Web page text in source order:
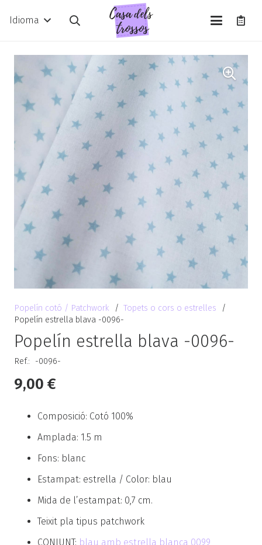
Idioma
Popelín cotó / Patchwork / Topets o cors o estrelles
/
Popelín estrella blava -0096-
Popelín estrella blava -0096-
Ref.: -0096-
9,00 €
Composició: Cotó 100%
Amplada: 1.5 m
Fons: blanc
Estampat: estrella / Color: blau
Mida de l’estampat: 0,7 cm.
Teixit pla tipus patchwork
CONJUNT: blau amb estrella blanca 0099